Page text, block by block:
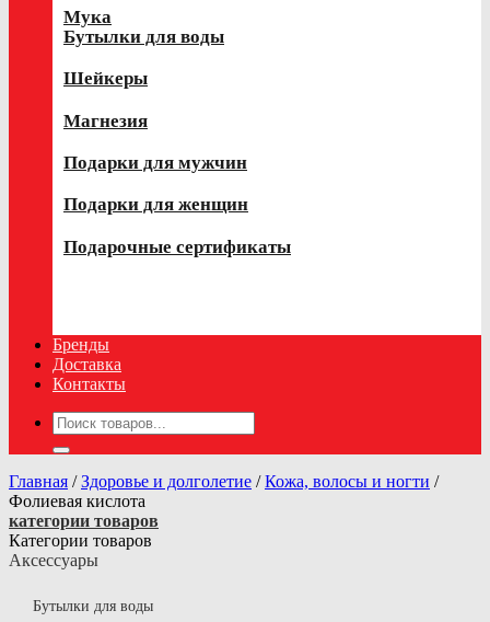
Мука
Бутылки для воды
Шейкеры
Магнезия
Подарки для мужчин
Подарки для женщин
Подарочные сертификаты
Бренды
Доставка
Контакты
Искать:
Главная / Здоровье и долголетие / Кожа, волосы и ногти /
Фолиевая кислота
категории товаров
Категории товаров
Аксессуары
Бутылки для воды